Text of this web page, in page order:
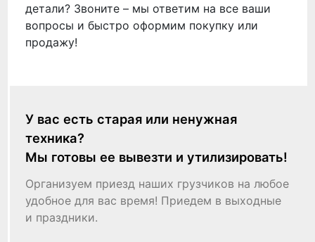
детали? Звоните – мы ответим на все ваши
вопросы и быстро оформим покупку или
продажу!
У вас есть старая или ненужная
техника?
Мы готовы ее вывезти и утилизировать!
Организуем приезд наших грузчиков на любое
удобное для вас время! Приедем в выходные
и праздники.